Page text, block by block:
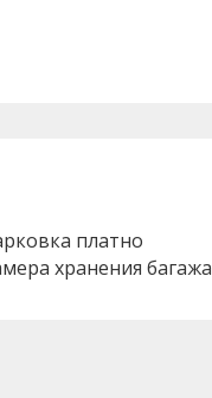
платно
хранения багажа